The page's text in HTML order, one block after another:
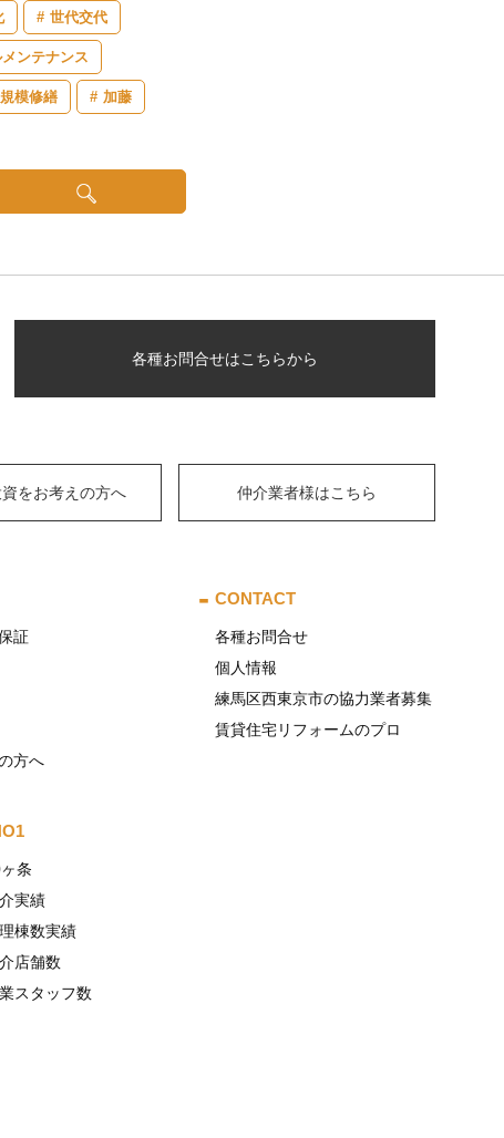
世代交代
メンテナンス
模修繕 加藤
各種お問合せはこちらから
をお考えの方へ 仲介業者様はこちら
証
方へ
条
実績
棟数実績
店舗数
スタッフ数
CONTACT
各種お問合せ
個人情報
練馬区西東京市の協力業者募集
賃貸住宅リフォームのプロ